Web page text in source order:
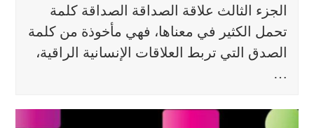
الجزء الثالث علاقة الصداقة الصداقة كلمة
تحمل الكثير في معناها، فهي مأخوذة من كلمة
الصدق التي تربط العلاقات الإنسانية الراقية،
…